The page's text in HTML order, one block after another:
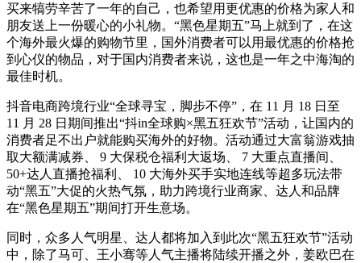
买来犒劳辛苦了一年的自己，也希望用更优惠的价格为家人和
朋友送上一份暖心的小礼物。“黑色星期五”马上就到了，在这
个海外最火爆的购物节里，国外消费者可以用最优惠的价格抢
到心仪的物品，对于国内消费者来说，这也是一年之中海淘的
最佳时机。
抖音电商跨境行业“全球寻宝，脚步不停”，在 11 月 18 日至
11 月 28 日期间推出“抖in全球购×黑五狂欢节”活动，让国内的
消费者足不出户就能购买海外的好物。活动通过大富翁游戏抽
取大额满减券、 9 大保税仓福利大返场、 7 大重点直播间、
50+达人直播抢福利、 10 大海外买手实地连线等超多玩法带
动“黑五”大促的火热气氛，助力跨境行业商家、达人和品牌
在“黑色星期五”期间打开生意场。
同时，众多人气明星、达人都将加入到此次“黑五狂欢节”活动
中，除了马可、王小骞等人气主播将陆续开播之外，姜欧巴在